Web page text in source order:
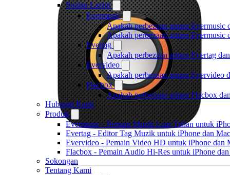
Soalan Lazim
Evermusic
Apakah perbezaan antara Evermusic
Apakah perbezaan antara Evermusic
Evertag
Apakah perbezaan antara Evertag
Evervideo
Apakah perbezaan antara Evervideo
Flacbox
Apakah perbezaan antara Flacbox
Hubungi Kami
Produk
Evermusic - Pemain Muzik Luar Talian untuk
Evertag - Editor Tag Muzik untuk iPhone dan Mac
Evervideo - Pemain Video HD untuk iPhone dan
Flacbox - Pemain Audio Hi-Res untuk iPhone
Sokongan
Tentang Kami